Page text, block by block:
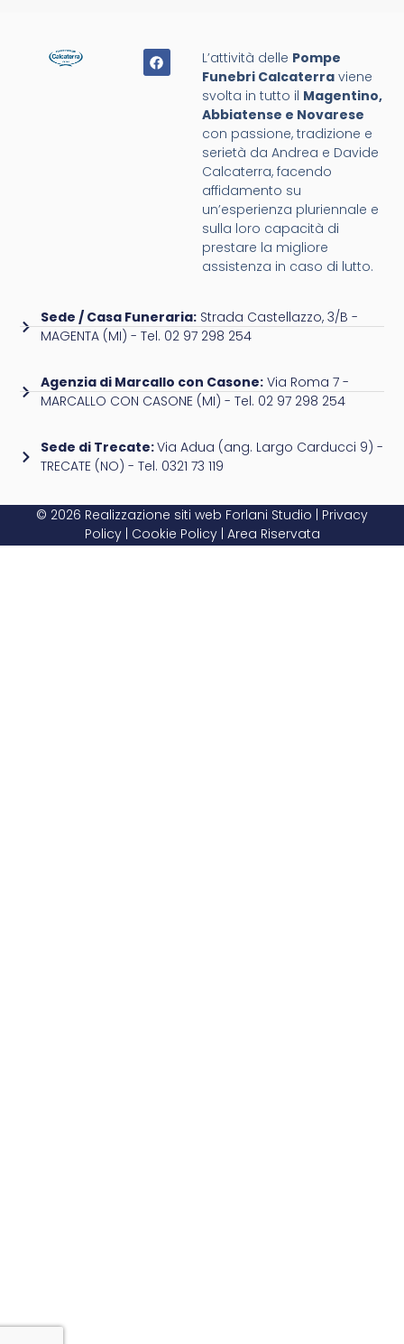
L’attività delle Pompe
Funebri Calcaterra viene
svolta in tutto il Magentino,
Abbiatense e Novarese
con passione, tradizione e
serietà da Andrea e Davide
Calcaterra, facendo
affidamento su
un’esperienza pluriennale e
sulla loro capacità di
prestare la migliore
assistenza in caso di lutto.
Sede / Casa Funeraria:Strada Castellazzo, 3/B -
MAGENTA (MI) - Tel. 02 97 298 254
Agenzia di Marcallo con Casone:Via Roma 7 -
MARCALLO CON CASONE (MI) - Tel. 02 97 298 254
Sede di Trecate:Via Adua (ang. Largo Carducci 9) -
TRECATE (NO) - Tel. 0321 73 119
© 2026 Realizzazione siti web Forlani Studio
Privacy
Policy| Cookie Policy| Area Riservata